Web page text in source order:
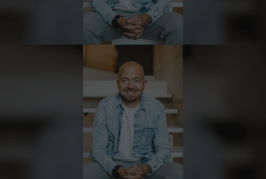
Hans-Jürgen
Verifizierter Kunde
alles super geschmeckt
Verifizierter Kunde
Was ich bisher gegessen habe, war sehr
lecker!